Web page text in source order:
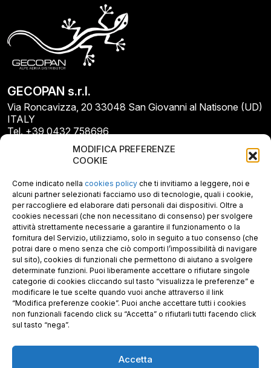
MODIFICA PREFERENZE
COOKIE
Come indicato nella cookies policy che ti invitiamo a leggere, noi e
alcuni partner selezionati facciamo uso di tecnologie, quali i cookie,
per raccogliere ed elaborare dati personali dai dispositivi. Oltre a
cookies necessari (che non necessitano di consenso) per svolgere
attività strettamente necessarie a garantire il funzionamento o la
fornitura del Servizio, utilizziamo, solo in seguito a tuo consenso (che
potrai dare o meno senza che ciò comporti l’impossibilità di navigare
sul sito), cookies di funzionali che permettono di aiutano a svolgere
determinate funzioni. Puoi liberamente accettare o rifiutare singole
categorie di cookies cliccando sul tasto “visualizza le preferenze” e
modificare le tue scelte quando vuoi anche attraverso il link
“Modifica preferenze cookie”. Puoi anche accettare tutti i cookies
non funzionali facendo click su “Accetta” o rifiutarli tutti facendo click
sul tasto “nega”.
Accetta
GECOPAN s.r.l.
Via Roncavizza, 20 33048 San Giovanni al Natisone (UD)
ITALY
Tel. +39 0432 758696
E-mail: info@gecopan.it
E-mail PEC: gecopan@pec.it
P.I. E C.F. 02487660306
N. REA UD 264834
Capitale sociale € 30.000
Richiedi i nostri prodotti certificati FSC®